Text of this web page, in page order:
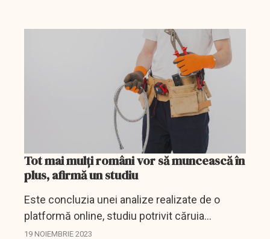
Tot mai mulți români vor să muncească în
plus, afirmă un studiu
Este concluzia unei analize realizate de o
platformă online, studiu potrivit căruia
numărul acestor români a crescut cu aproape
19 NOIEMBRIE 2023